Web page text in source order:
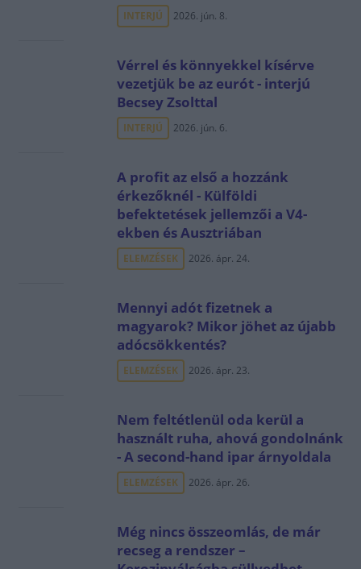
INTERJÚ 2026. jún. 8.
Vérrel és könnyekkel kísérve
vezetjük be az eurót - interjú
Becsey Zsolttal
INTERJÚ 2026. jún. 6.
A profit az első a hozzánk
érkezőknél - Külföldi
befektetések jellemzői a V4-
ekben és Ausztriában
ELEMZÉSEK 2026. ápr. 24.
Mennyi adót fizetnek a
magyarok? Mikor jöhet az újabb
adócsökkentés?
ELEMZÉSEK 2026. ápr. 23.
Nem feltétlenül oda kerül a
használt ruha, ahová gondolnánk
- A second-hand ipar árnyoldala
ELEMZÉSEK 2026. ápr. 26.
Még nincs összeomlás, de már
recseg a rendszer –